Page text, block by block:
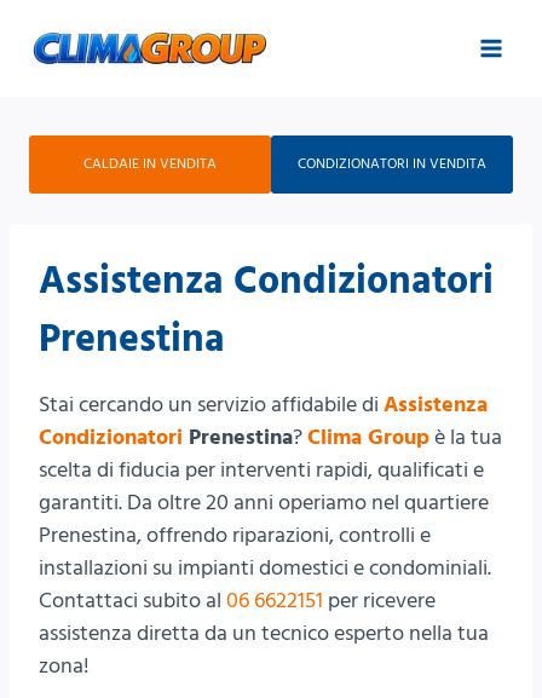
CALDAIE IN VENDITA CONDIZIONATORI IN VENDITA
Assistenza Condizionatori
Prenestina
Stai cercando un servizio affidabile di Assistenza
Condizionatori Prenestina?Clima Groupè la tua
scelta di fiducia per interventi rapidi, qualificati e
garantiti. Da oltre 20 anni operiamo nel quartiere
Prenestina, offrendo riparazioni, controlli e
installazioni su impianti domestici e condominiali.
Contattaci subito al 06 6622151 per ricevere
assistenza diretta da un tecnico esperto nella tua
zona!